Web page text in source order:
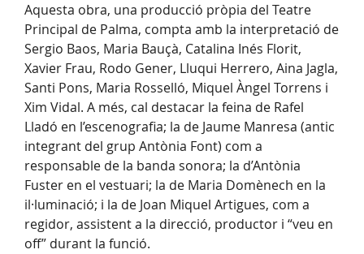
Aquesta obra, una producció pròpia del Teatre
Principal de Palma, compta amb la interpretació de
Sergio Baos, Maria Bauçà, Catalina Inés Florit,
Xavier Frau, Rodo Gener, Lluqui Herrero, Aina Jagla,
Santi Pons, Maria Rosselló, Miquel Àngel Torrens i
Xim Vidal. A més, cal destacar la feina de Rafel
Lladó en l’escenografia; la de Jaume Manresa (antic
integrant del grup Antònia Font) com a
responsable de la banda sonora; la d’Antònia
Fuster en el vestuari; la de Maria Domènech en la
il·luminació; i la de Joan Miquel Artigues, com a
regidor, assistent a la direcció, productor i “veu en
off” durant la funció.